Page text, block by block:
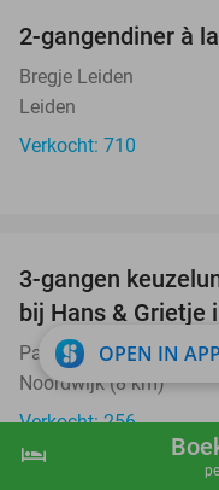
shopping_cart
hotel
2-gangendiner à
Bregje Leiden
Leiden
Verkocht: 710
3-gangen
bij Hans & Grietje
Pannenkoekenhuisje
Noordwijk (8 km)
Verkocht: 256
OPEN IN APP